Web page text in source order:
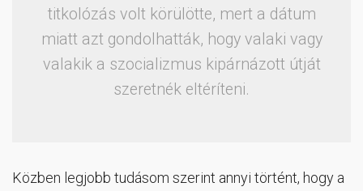
titkolózás volt körülötte, mert a dátum
miatt azt gondolhatták, hogy valaki vagy
valakik a szocializmus kipárnázott útját
szeretnék eltéríteni.
Közben legjobb tudásom szerint annyi történt, hogy a